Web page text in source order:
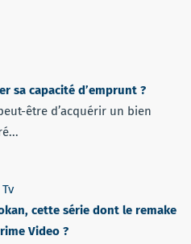
sa capacité d’emprunt ?
être d’acquérir un bien
cette série dont le remake
Video ?